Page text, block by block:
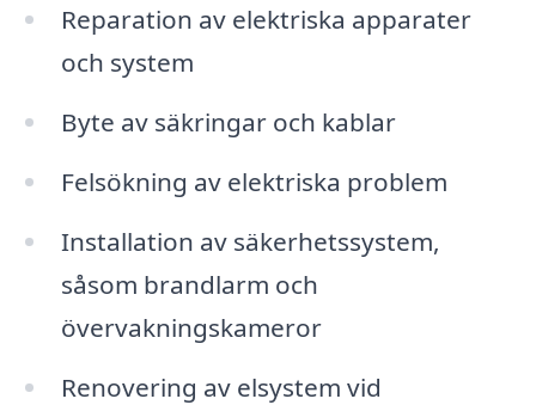
Reparation av elektriska apparater
och system
Byte av säkringar och kablar
Felsökning av elektriska problem
Installation av säkerhetssystem,
såsom brandlarm och
övervakningskameror
Renovering av elsystem vid